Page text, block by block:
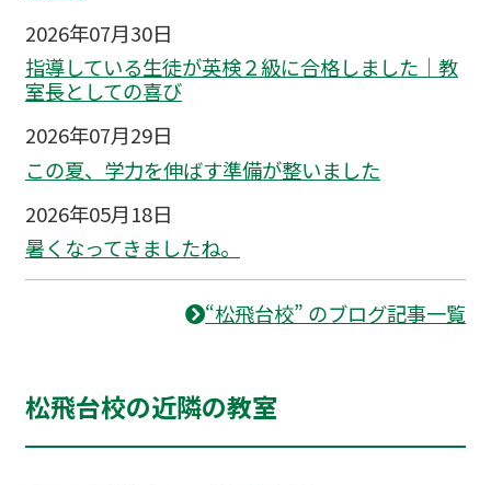
2026年07月30日
指導している生徒が英検２級に合格しました｜教
室長としての喜び
2026年07月29日
この夏、学力を伸ばす準備が整いました
2026年05月18日
暑くなってきましたね。
“松飛台校” のブログ記事一覧
松飛台校の近隣の教室